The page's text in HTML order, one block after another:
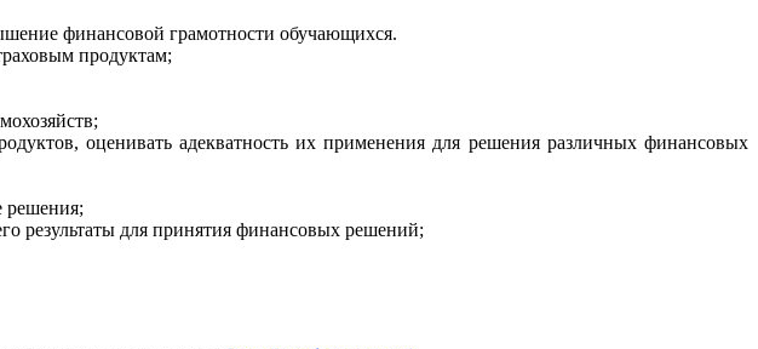
финансовой грамотности обучающихся.
продуктам;
оценивать адекватность их применения для решения различных финансовых
решения;
результаты для принятия финансовых решений;